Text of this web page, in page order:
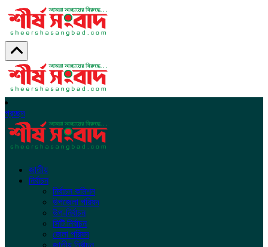
প্রচ্ছদ
জাতীয়
নির্বাচন
নির্বাচন কমিশন
উপজেলা পরিষদ
উপ-নির্বাচন
সিটি নির্বাচন
জেলা পরিষদ
জাতীয় নির্বাচন